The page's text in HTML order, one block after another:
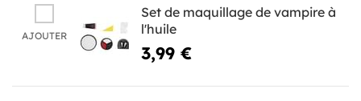
AJOUTER
Set de maquillage de vampire à
l'huile
3,99 €